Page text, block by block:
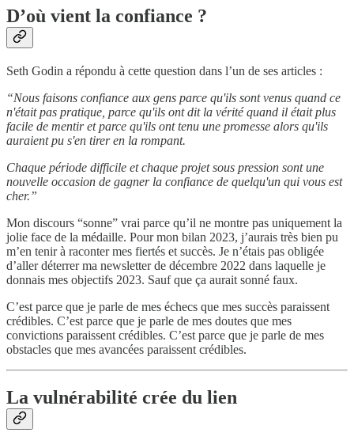
D’où vient la confiance ?
Seth Godin a répondu à cette question dans l’un de ses articles :
“Nous faisons confiance aux gens parce qu'ils sont venus quand ce
n'était pas pratique, parce qu'ils ont dit la vérité quand il était plus
facile de mentir et parce qu'ils ont tenu une promesse alors qu'ils
auraient pu s'en tirer en la rompant.
Chaque période difficile et chaque projet sous pression sont une
nouvelle occasion de gagner la confiance de quelqu'un qui vous est
cher.”
Mon discours “sonne” vrai parce qu’il ne montre pas uniquement la
jolie face de la médaille. Pour mon bilan 2023, j’aurais très bien pu
m’en tenir à raconter mes fiertés et succès. Je n’étais pas obligée
d’aller déterrer ma newsletter de décembre 2022 dans laquelle je
donnais mes objectifs 2023. Sauf que ça aurait sonné faux.
C’est parce que je parle de mes échecs que mes succès paraissent
crédibles. C’est parce que je parle de mes doutes que mes
convictions paraissent crédibles. C’est parce que je parle de mes
obstacles que mes avancées paraissent crédibles.
La vulnérabilité crée du lien